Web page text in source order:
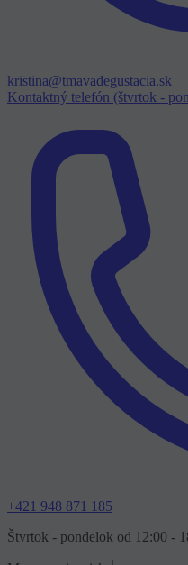
kristina@tmavadegustacia.sk
Kontaktný telefón (štvrtok -
+421 948 871 185
Štvrtok - pondelok od 12:00 -